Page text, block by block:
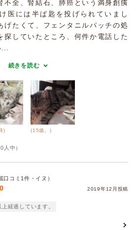
全、腎結石、肺癌という満身創痍
医には半ば匙を投げられていまし
げたくて、フェンタニルパッチの処
探していたところ、何件か電話した
続きを読む
) (15歳。)
人中）
口コミ1件・イヌ）
2019年12月投稿
経過しています。